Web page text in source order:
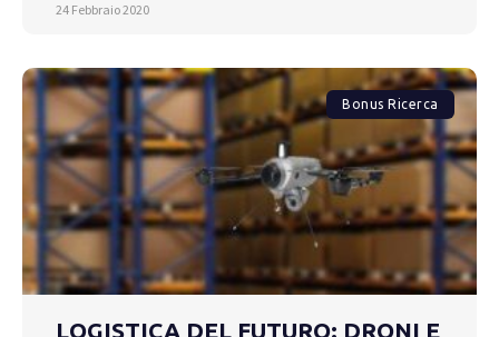
24 Febbraio 2020
Bonus Ricerca
LOGISTICA DEL FUTURO: DRONI E